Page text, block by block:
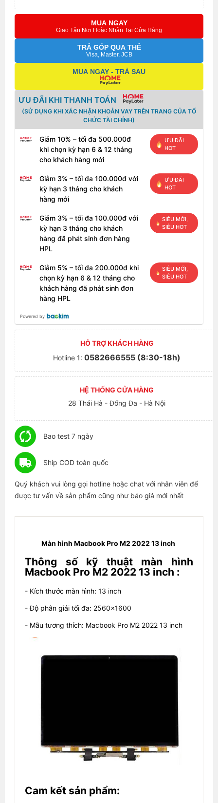
MUA NGAY
Giao Tận Nơi Hoặc Nhận Tại Cửa Hàng
TRẢ GÓP QUA THẺ
Visa, Master, JCB
MUA NGAY - TRẢ SAU
ƯU ĐÃI KHI THANH TOÁN
(SỬ DỤNG KHI XÁC NHẬN KHOẢN VAY TRÊN TRANG CỦA TỔ
CHỨC TÀI CHÍNH)
Giảm 10% – tối đa 500.000đ
khi chọn kỳ hạn 6 & 12 tháng
cho khách hàng mới
ƯU ĐÃI
HOT
Giảm 3% – tối đa 100.000đ với
kỳ hạn 3 tháng cho khách
hàng mới
ƯU ĐÃI
HOT
Giảm 3% – tối đa 100.000đ với
kỳ hạn 3 tháng cho khách
hàng đã phát sinh đơn hàng
HPL
SIÊU MỚI,
SIÊU HOT
Giảm 5% – tối đa 200.000đ khi
chọn kỳ hạn 6 & 12 tháng cho
khách hàng đã phát sinh đơn
hàng HPL
SIÊU MỚI,
SIÊU HOT
Powered by
HỖ TRỢ KHÁCH HÀNG
Hotline 1: 0582666555 (8:30-18h)
HỆ THỐNG CỬA HÀNG
28 Thái Hà - Đống Đa - Hà Nội
Bao test 7 ngày
Ship COD toàn quốc
Quý khách vui lòng gọi hotline hoặc chat với nhân viên để
được tư vấn về sản phẩm cũng như báo giá mới nhất
Màn hình Macbook Pro M2 2022 13 inch
Thông số kỹ thuật màn hình
Macbook Pro M2 2022 13 inch :
- Kích thước màn hình: 13 inch
- Độ phân giải tối đa: 2560x1600
- Mẫu tương thích: Macbook Pro M2 2022 13 inch
Cam kết sản phẩm: